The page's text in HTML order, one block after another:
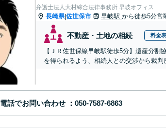
弁護士法人大村綜合法律事務所 早岐オフィス
長崎県|佐世保市 早岐駅 から徒歩5分営
不動産・土地の相続 料金
【ＪＲ佐世保線早岐駅徒歩5分】遺産分
を得られるよう、相続人との交渉から裁
電話でお問い合わせ